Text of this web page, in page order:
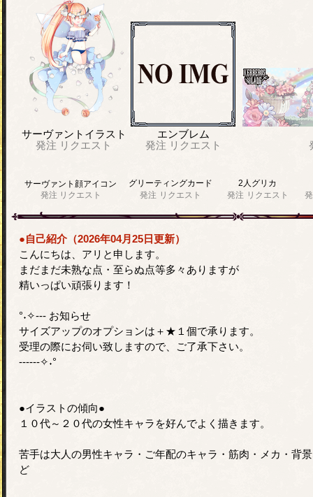
サーヴァントイラスト
発注 リクエスト
エンブレム
発注 リクエスト
サーヴァント顔アイコン
発注 リクエスト
グリーティングカード
発注 リクエスト
2人グリカ
発注 リクエスト
●自己紹介（2026年04月25日更新）
こんにちは、アリと申します。
まだまだ未熟な点・至らぬ点等多々ありますが
精いっぱい頑張ります！
°˖✧--- お知らせ
サイズアップのオプションは＋★１個で承ります。
受理の際にお伺い致しますので、ご了承下さい。
------✧˖°
●イラストの傾向●
１０代～２０代の女性キャラを好んでよく描きます。
苦手は大人の男性キャラ・ご年配のキャラ・筋肉・メカ・背
ど